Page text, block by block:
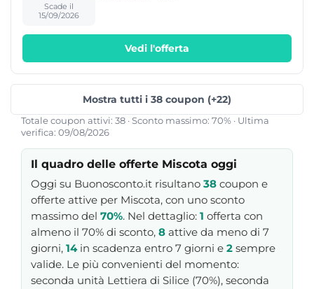
Totale coupon attivi: 38 · Sconto massimo: 70% · Ultima
verifica: 09/08/2026
Il quadro delle offerte Miscota oggi
Oggi su Buonosconto.it risultano 38 coupon e
offerte attive per Miscota, con uno sconto
massimo del 70%. Nel dettaglio: 1 offerta con
almeno il 70% di sconto, 8 attive da meno di 7
giorni, 14in scadenza entro 7 giorni e 2 sempre
valide. Le più convenienti del momento:
seconda unità Lettiera di Silice (70%), seconda
Scade il
15/09/2026
Vedi l'offerta
Mostra tutti i 38 coupon (+22)